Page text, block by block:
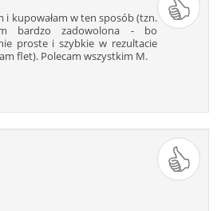
i kupowałam w ten sposób (tzn.
bardzo zadowolona - bo
proste i szybkie w rezultacie
flet). Polecam wszystkim M.